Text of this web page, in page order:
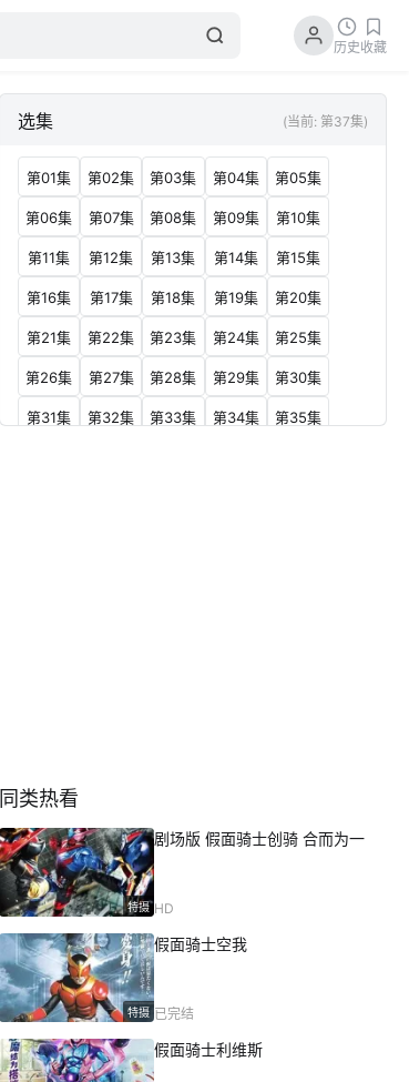
历史收藏
选集 (当前: 第37集)
第01集 第02集 第03集 第04集 第05集
第06集 第07集 第08集 第09集 第10集
第11集 第12集 第13集 第14集 第15集
第16集 第17集 第18集 第19集 第20集
第21集 第22集 第23集 第24集 第25集
第26集 第27集 第28集 第29集 第30集
第31集 第32集 第33集 第34集 第35集
同类热看
特摄
剧场版 假面骑士创骑 合而为一
HD
特摄
假面骑士空我
已完结
假面骑士利维斯